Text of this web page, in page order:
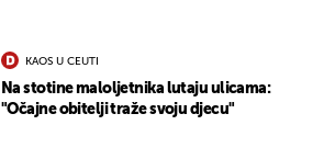
KAOS U CEUTI
Na stotine maloljetnika lutaju ulicama:
"Očajne obitelji traže svoju djecu"